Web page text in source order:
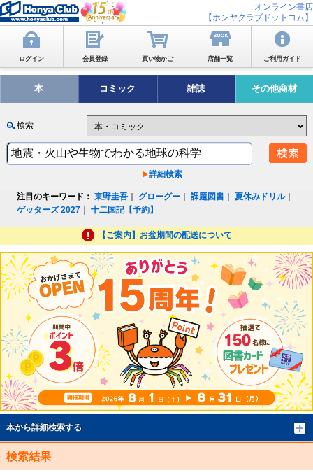
オンライン書店
【ホンヤクラブドットコム】
ログイン 会員登録 買い物かご 店舗一覧 ご利用ガイド
本 コミック 雑誌 その他商材
検索
詳細検索
注目のキーワード： 東野圭吾 グローグー ｜課題図書 ｜夏休みドリル｜
ゲッターズ 2027 ｜十二国記【予約】
【ご案内】お盆期間の配送について
本から詳細検索する
検索結果